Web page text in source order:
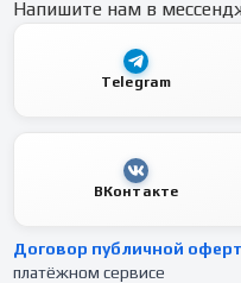
Напишите нам в
Telegram
ВКонтакте
Договор публичной
платёжном сервисе